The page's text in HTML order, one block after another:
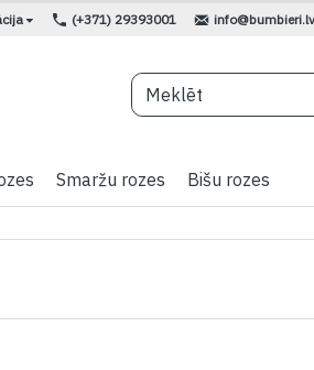
(+371) 29393001 info@bumbieri.lv
Smaržu rozes Bišu rozes